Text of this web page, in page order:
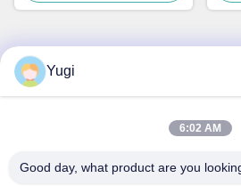
Contato rápido
EastRoad, Shunjiang Community
Yugi
6:02 AM
Good day, what product are you